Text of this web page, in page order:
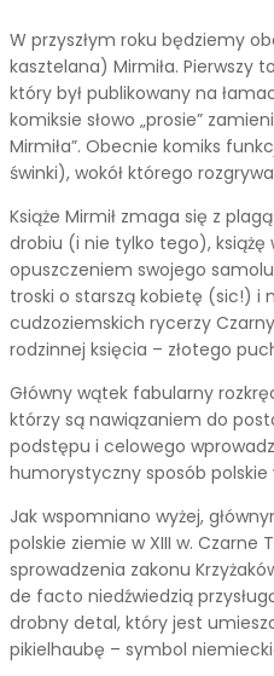
W przyszłym roku będziemy
kasztelana) Mirmiła. Pierwszy
który był publikowany na
komiksie słowo „prosie”
Mirmiła”. Obecnie komiks
świnki), wokół którego
Książe Mirmił zmaga się z
drobiu (i nie tylko tego), książę
opuszczeniem swojego
troski o starszą kobietę (sic!) i
cudzoziemskich rycerzy
rodzinnej księcia – złotego
Główny wątek fabularny
którzy są nawiązaniem do
podstępu i celowego
humorystyczny sposób polskie
Jak wspomniano wyżej,
polskie ziemie w XIII w. Czarne
sprowadzenia zakonu
de facto niedźwiedzią
drobny detal, który jest
pikielhaubę – symbol